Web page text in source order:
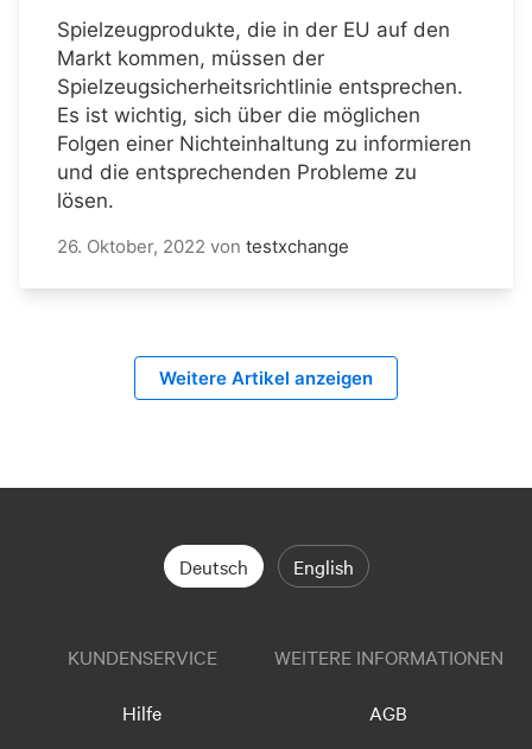
Spielzeugprodukte, die in der EU auf den
Markt kommen, müssen der
Spielzeugsicherheitsrichtlinie entsprechen.
Es ist wichtig, sich über die möglichen
Folgen einer Nichteinhaltung zu informieren
und die entsprechenden Probleme zu
lösen.
26. Oktober, 2022 von testxchange
Weitere Artikel anzeigen
Deutsch English
KUNDENSERVICE
Hilfe
WEITERE INFORMATIONEN
AGB